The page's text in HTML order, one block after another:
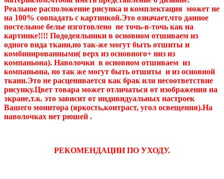
Реальное расположение рисунка и комплектация может не
на 100% совпадать с картинкой.Это означает,что данное
постельное белье изготовлено не точь-в-точь как на
картинке!!!! Пододеяльники в основном отшиваем из
одного вида ткани,но так-же могут быть отшиты и
комбинированными( верх из основного+ низ из
компаньона). Наволочки в основном отшиваем из
компаньона, но так же могут быть отшиты и из основной
ткани.Это не расценивается как брак или несоответствие
рисунку.Цвет товара может отличаться от изображения на
экране,т.к. это зависит от индивидуальных настроек
Вашего монитора (яркость,контраст, угол освещения).На
наволочках нет рюшей .
РЕКОМЕНДАЦИИ ПО УХОДУ.